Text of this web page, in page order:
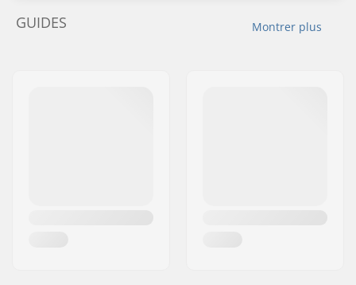
Montrer plus
GUIDES